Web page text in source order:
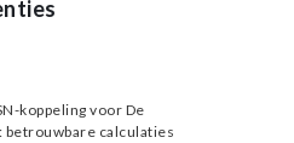
koppeling voor De
calculaties